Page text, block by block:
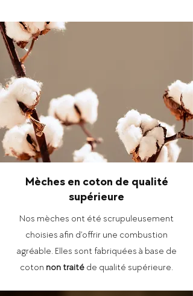
Mèches en coton de qualité
supérieure
Nos mèches ont été scrupuleusement
choisies afin d’offrir une combustion
agréable. Elles sont fabriquées à base de
coton non traité de qualité supérieure.